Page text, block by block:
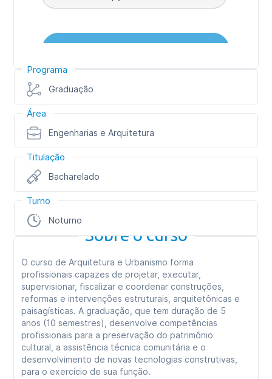
Programa
Graduação
Área
Engenharias e Arquitetura
Titulação
Bacharelado
Turno
Noturno
Sobre o curso
O curso de Arquitetura e Urbanismo forma
profissionais capazes de projetar, executar,
supervisionar, fiscalizar e coordenar construções,
reformas e intervenções estruturais, arquitetônicas e
paisagísticas. A graduação, que tem duração de 5
anos (10 semestres), desenvolve competências
profissionais para a preservação do patrimônio
cultural, a assistência técnica comunitária e o
desenvolvimento de novas tecnologias construtivas,
para o exercício de sua função.